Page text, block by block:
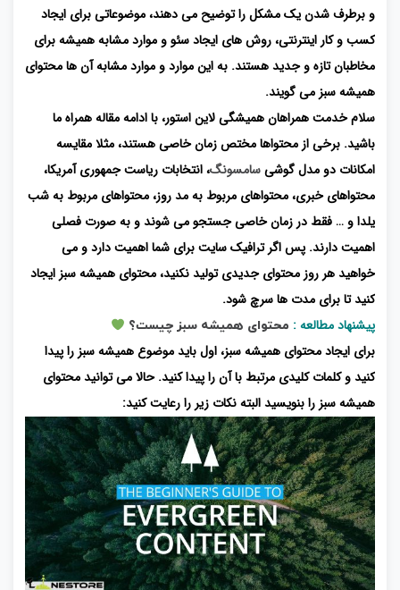
و برطرف شدن یک مشکل را توضیح می دهند، موضوعاتی برای ایجاد
کسب و کار اینترنتی، روش های ایجاد سئو و موارد مشابه همیشه برای
مخاطبان تازه و جدید هستند. به این موارد و موارد مشابه آن ها محتوای
همیشه سبز می گویند.
سلام خدمت همراهان همیشگی لاین استور، با ادامه مقاله همراه ما
باشید. برخی از محتواها مختص زمان خاصی هستند، مثلا مقایسه
امکانات دو مدل گوشیسامسونگ، انتخابات ریاست جمهوری آمریکا،
محتواهای خبری، محتواهای مربوط به مد روز، محتواهای مربوط به شب
یلدا و … فقط در زمان خاصی جستجو می شوند و به صورت فصلی
اهمیت دارند. پس اگر ترافیک سایت برای شما اهمیت دارد و می
خواهید هر روز محتوای جدیدی تولید نکنید، محتوای همیشه سبز ایجاد
کنید تا برای مدت ها سرچ شود.
پیشنهاد مطالعه : محتوای همیشه سبز چیست؟
برای ایجاد محتوای همیشه سبز، اول باید موضوع همیشه سبز را پیدا
کنید و کلمات کلیدی مرتبط با آن را پیدا کنید. حالا می توانید محتوای
همیشه سبز را بنویسید البته نکات زیر را رعایت کنید: